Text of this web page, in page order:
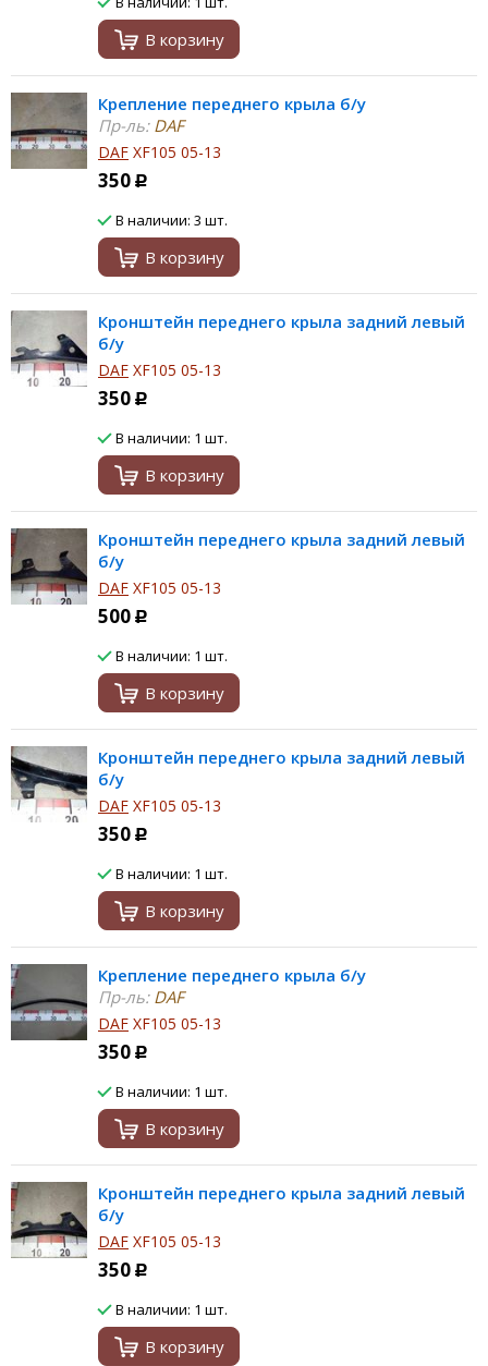
В корзину
Крепление переднего крыла б/у
Пр-ль:DAF
DAF XF105 05-13
350 Р
В наличии: 3 шт.
В корзину
Кронштейн переднего крыла задний левый
б/у
DAF XF105 05-13
350 Р
В наличии: 1 шт.
В корзину
Кронштейн переднего крыла задний левый
б/у
DAF XF105 05-13
500 Р
В наличии: 1 шт.
В корзину
Кронштейн переднего крыла задний левый
б/у
DAF XF105 05-13
350 Р
В наличии: 1 шт.
В корзину
Крепление переднего крыла б/у
Пр-ль:DAF
DAF XF105 05-13
350 Р
В наличии: 1 шт.
В корзину
Кронштейн переднего крыла задний левый
б/у
DAF XF105 05-13
350 Р
В наличии: 1 шт.
В корзину